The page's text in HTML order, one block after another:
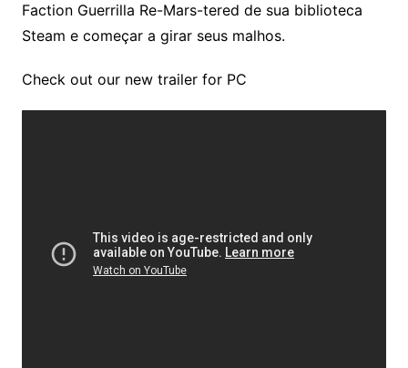
Faction Guerrilla Re-Mars-tered de sua biblioteca
Steam e começar a girar seus malhos.
Check out our new trailer for PC